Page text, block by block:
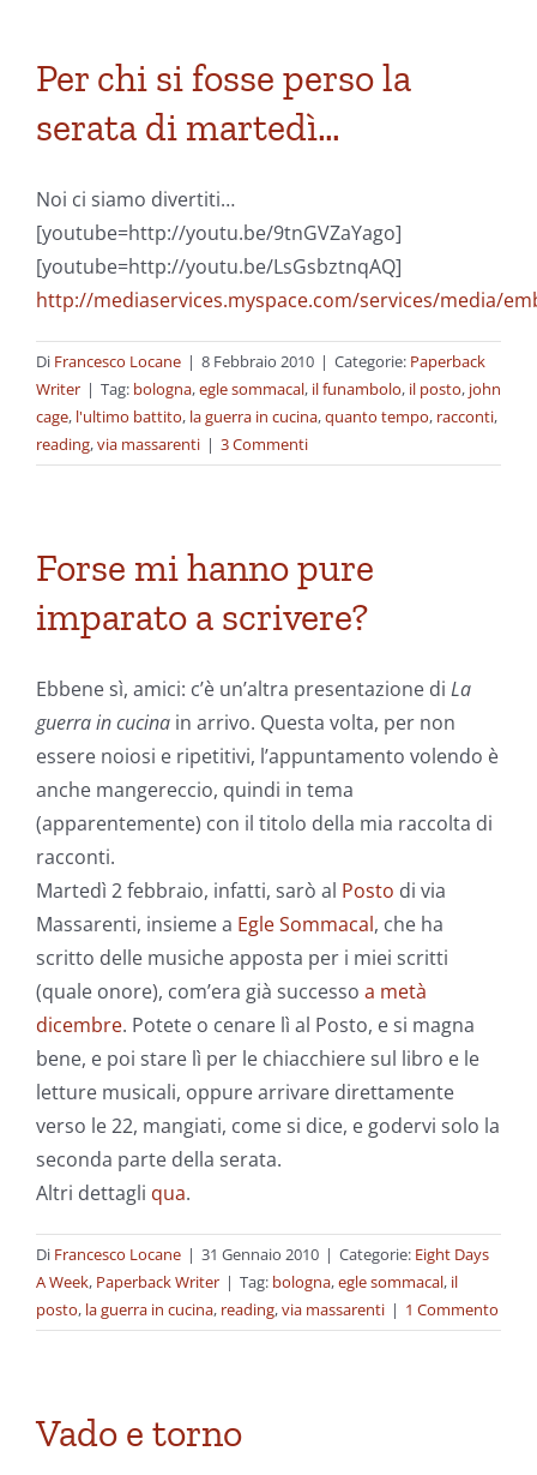
casa
Per chi si fosse perso la
serata di martedì…
Noi ci siamo divertiti…
[youtube=http://youtu.be/9tnGVZaYago]
[youtube=http://youtu.be/LsGsbztnqAQ]
http://mediaservices.myspace.com/services/media/
Di Francesco Locane | 8 Febbraio 2010 | Categorie: Paperback
Writer | Tag: bologna,egle sommacal, il funambolo, il posto, john
cage, l'ultimo battito, la guerra in cucina,quanto tempo, racconti,
reading,via massarenti | 3 Commenti
Forse mi hanno pure
imparato a scrivere?
Ebbene sì, amici: c’è un’altra presentazione di La
guerra in cucina in arrivo. Questa volta, per non
essere noiosi e ripetitivi, l’appuntamento volendo è
anche mangereccio, quindi in tema
(apparentemente) con il titolo della mia raccolta di
racconti.
Martedì 2 febbraio, infatti, sarò al Posto di via
Massarenti, insieme a Egle Sommacal, che ha
scritto delle musiche apposta per i miei scritti
(quale onore), com’era già successo a metà
dicembre. Potete o cenare lì al Posto, e si magna
bene, e poi stare lì per le chiacchiere sul libro e le
letture musicali, oppure arrivare direttamente
verso le 22, mangiati, come si dice, e godervi solo la
seconda parte della serata.
Altri dettagli qua.
Di Francesco Locane | 31 Gennaio 2010 | Categorie: Eight Days
A Week, Paperback Writer | Tag: bologna,egle sommacal, il
posto, la guerra in cucina, reading,via massarenti | 1 Commento
Vado e torno